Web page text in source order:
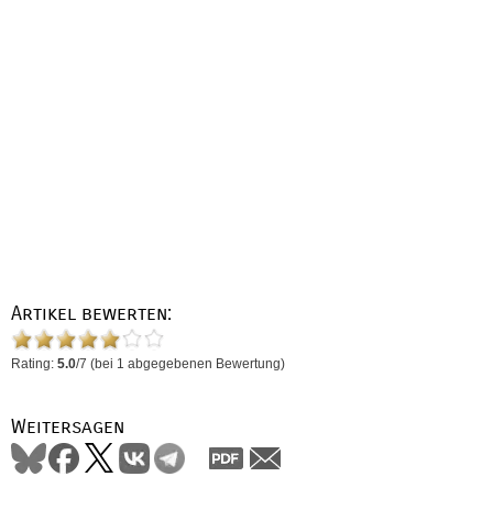
Artikel bewerten:
Rating: 5.0/7 (bei 1 abgegebenen Bewertung)
Weitersagen